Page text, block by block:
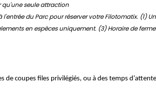
qu'une seule attraction
du Parc pour réserver votre Filotomatix.
en espèces uniquement. (3) Horaire de
de coupes files privilégiés, ou à des temps